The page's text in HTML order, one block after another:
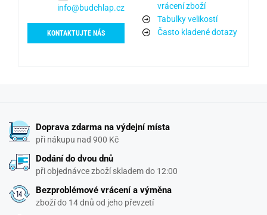
info@budchlap.cz
KONTAKTUJTE NÁS
vrácení zboží
Tabulky velikostí
Často kladené dotazy
Doprava zdarma na výdejní místa
při nákupu nad 900 Kč
Dodání do dvou dnů
při objednávce zboží skladem do 12:00
Bezproblémové vrácení a výměna
zboží do 14 dnů od jeho převzetí